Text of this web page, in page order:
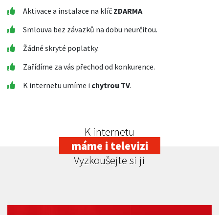
Aktivace a instalace na klíč ZDARMA.
Smlouva bez závazků na dobu neurčitou.
Žádné skryté poplatky.
Zařídíme za vás přechod od konkurence.
K internetu umíme i chytrou TV.
K internetu
máme i televizi
Vyzkoušejte si ji